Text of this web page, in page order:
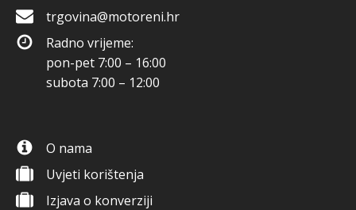
trgovina@motoreni.hr
Radno vrijeme:
pon-pet 7:00 – 16:00
subota 7:00 – 12:00
O nama
Uvjeti korištenja
Izjava o konverziji